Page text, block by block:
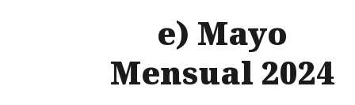
e) Mayo
Mensual 2024